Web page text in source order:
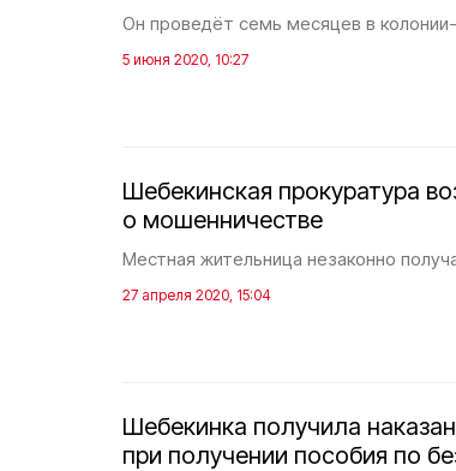
Он проведёт семь месяцев в
5 июня 2020, 10:27
Шебекинская прокуратура
о мошенничестве
Местная жительница незаконно
27 апреля 2020, 15:04
Шебекинка получила
при получении пособия по